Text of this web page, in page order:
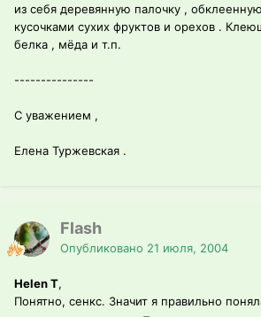
из себя деревянную палочку ,
кусочками сухих фруктов и орехов .
белка , мёда и т.п.
---------------
С уважением ,
Елена Туржевская .
Flash
Опубликовано 21 июля, 2004
Helen T,
Понятно, сенкс. Значит я правильно